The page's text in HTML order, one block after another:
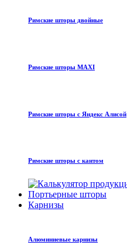
Римские шторы двойные
Римские шторы MAXI
Римские шторы с Яндекс Алисой
Римские шторы с кантом
Портьерные шторы
Карнизы
Алюминиевые карнизы